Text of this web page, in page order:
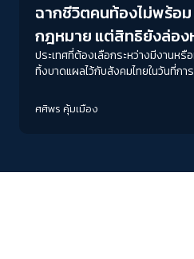
ฉากชีวิตคนท้องไม่พร้อ
กฎหมาย แต่สิทธิยังล่อง
ประเทศที่ต้องเลือกระหว่างมีงานห
ทิ้งบาดแผลไว้กับสังคมไทยในวันที่ก
ศศิพร คุ้มเมือง
ปกติ